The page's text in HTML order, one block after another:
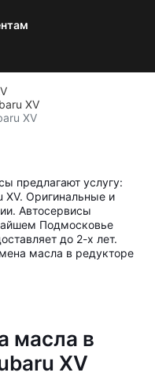
XV
XV
предлагают услугу:
XV. Оригинальные и
Автосервисы
Подмосковье
до 2-х лет.
масла в редукторе
масла в
XV